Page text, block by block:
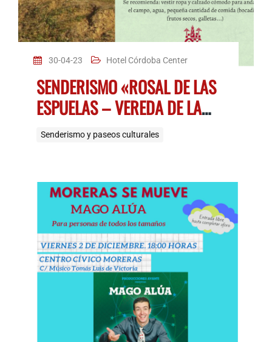
30-04-23 Hotel Córdoba Center
SENDERISMO «ROSAL DE LAS
ESPUELAS – VEREDA DE LA
CANCHUELA»
Senderismo y paseos culturales